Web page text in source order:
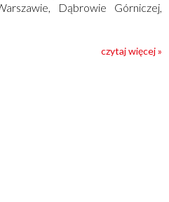
Dąbrowie Górniczej,
czytaj więcej »